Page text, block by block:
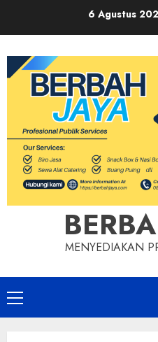
6 Agustus
MENYEDIAKAN
Primary
Menu